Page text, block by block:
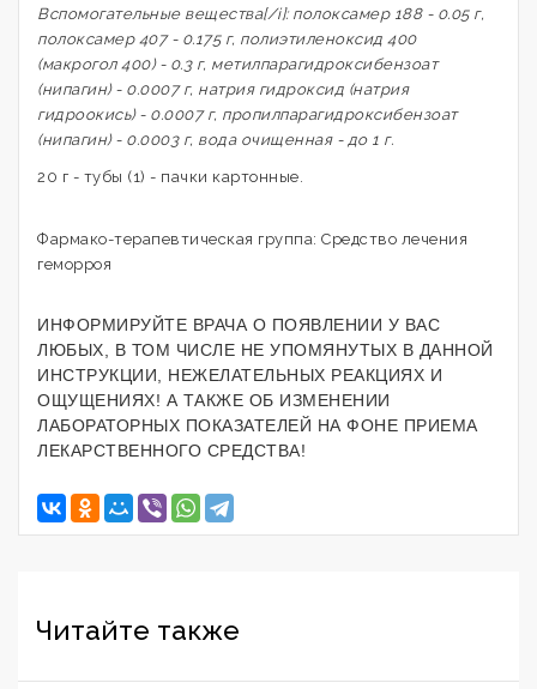
Вспомогательные вещества[/i]: полоксамер 188 - 0.05 г,
полоксамер 407 - 0.175 г, полиэтиленоксид 400
(макрогол 400) - 0.3 г, метилпарагидроксибензоат
(нипагин) - 0.0007 г, натрия гидроксид (натрия
гидроокись) - 0.0007 г, пропилпарагидроксибензоат
(нипагин) - 0.0003 г, вода очищенная - до 1 г.
20 г - тубы (1) - пачки картонные.
Фармако-терапевтическая группа: Средство лечения
геморроя
ИНФОРМИРУЙТЕ ВРАЧА О ПОЯВЛЕНИИ У ВАС
ЛЮБЫХ, В ТОМ ЧИСЛЕ НЕ УПОМЯНУТЫХ В ДАННОЙ
ИНСТРУКЦИИ, НЕЖЕЛАТЕЛЬНЫХ РЕАКЦИЯХ И
ОЩУЩЕНИЯХ! А ТАКЖЕ ОБ ИЗМЕНЕНИИ
ЛАБОРАТОРНЫХ ПОКАЗАТЕЛЕЙ НА ФОНЕ ПРИЕМА
ЛЕКАРСТВЕННОГО СРЕДСТВА!
Читайте также